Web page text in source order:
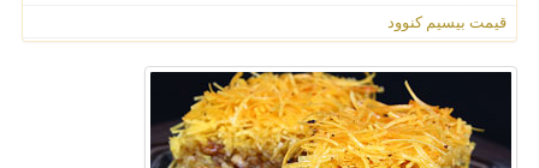
قیمت بیسیم کنوود